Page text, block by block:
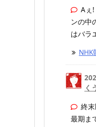
Aぇ
ンの中
はバラ
NHK
く
終
最期ま